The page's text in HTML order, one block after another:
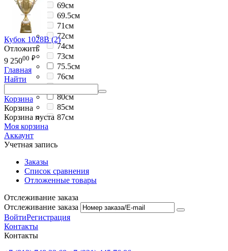
69см
69.5см
71см
72см
74см
73см
75.5см
76см
79см
80см
85см
87см
Кубок 1028B (2)
Отложить
9 25000 ₽
Главная
Найти
Корзина
Корзина
Корзина пуста
Моя корзина
Аккаунт
Учетная запись
Заказы
Список сравнения
Отложенные товары
Отслеживание заказа
Отслеживание заказа
ВойтиРегистрация
Контакты
Контакты